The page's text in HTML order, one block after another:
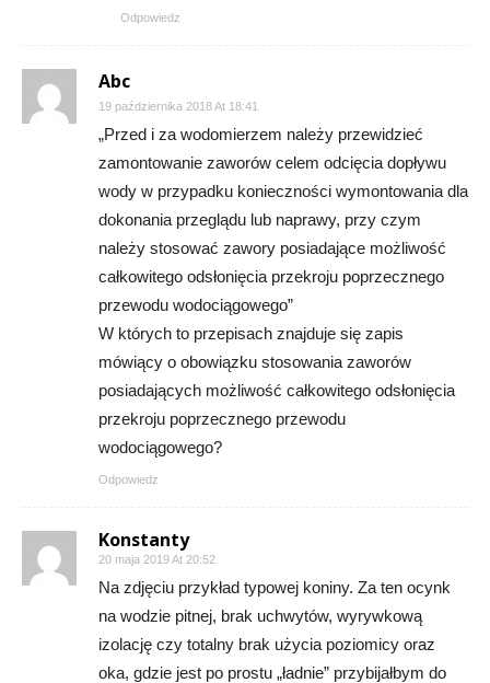
Odpowiedz
Abc
19 października 2018 At 18:41
„Przed i za wodomierzem należy przewidzieć
zamontowanie zaworów celem odcięcia dopływu
wody w przypadku konieczności wymontowania dla
dokonania przeglądu lub naprawy, przy czym
należy stosować zawory posiadające możliwość
całkowitego odsłonięcia przekroju poprzecznego
przewodu wodociągowego”
W których to przepisach znajduje się zapis
mówiący o obowiązku stosowania zaworów
posiadających możliwość całkowitego odsłonięcia
przekroju poprzecznego przewodu
wodociągowego?
Odpowiedz
Konstanty
20 maja 2019 At 20:52
Na zdjęciu przykład typowej koniny. Za ten ocynk
na wodzie pitnej, brak uchwytów, wyrywkową
izolację czy totalny brak użycia poziomicy oraz
oka, gdzie jest po prostu „ładnie” przybijałbym do